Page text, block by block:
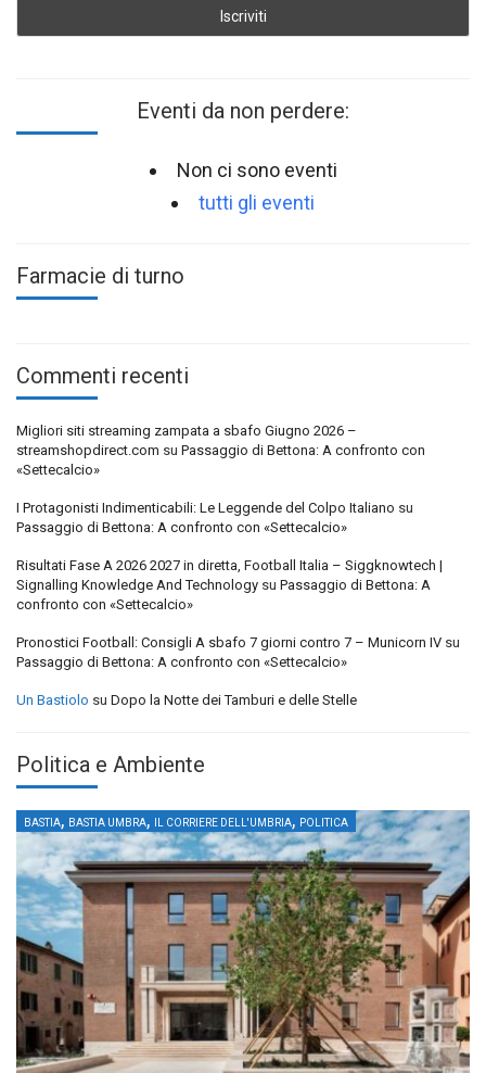
Eventi da non perdere:
Non ci sono eventi
tutti gli eventi
Farmacie di turno
Commenti recenti
Migliori siti streaming zampata a sbafo Giugno 2026 –
streamshopdirect.com su Passaggio di Bettona: A confronto con
«Settecalcio»
I Protagonisti Indimenticabili: Le Leggende del Colpo Italiano su
Passaggio di Bettona: A confronto con «Settecalcio»
Risultati Fase A 2026 2027 in diretta, Football Italia – Siggknowtech |
Signalling Knowledge And Technology su Passaggio di Bettona: A
confronto con «Settecalcio»
Pronostici Football: Consigli A sbafo 7 giorni contro 7 – Municorn IV su
Passaggio di Bettona: A confronto con «Settecalcio»
Un Bastiolo su Dopo la Notte dei Tamburi e delle Stelle
Politica e Ambiente
BASTIA, BASTIA UMBRA, IL CORRIERE DELL'UMBRIA, POLITICA